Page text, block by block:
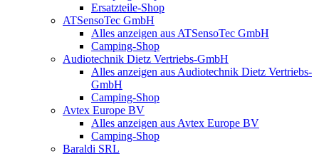
Ersatzteile-Shop
ATSensoTec GmbH
Alles anzeigen aus ATSensoTec GmbH
Camping-Shop
Audiotechnik Dietz Vertriebs-GmbH
Alles anzeigen aus Audiotechnik Dietz Vertriebs-
GmbH
Camping-Shop
Avtex Europe BV
Alles anzeigen aus Avtex Europe BV
Camping-Shop
Baraldi SRL